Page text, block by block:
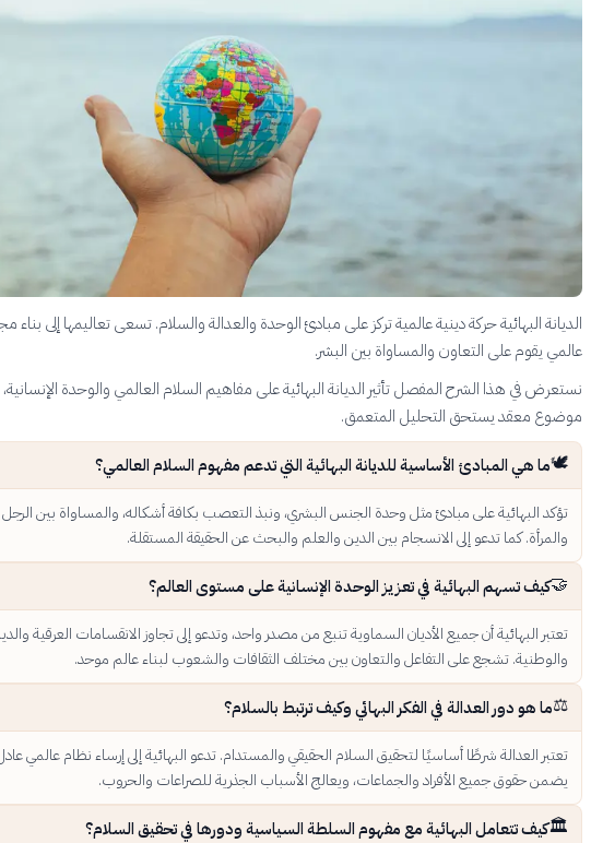
الديانة البهائية حركة دينية عالمية تركز على مبادئ الوحدة والعدالة والسلام. تسعى تعاليمها إلى بناء
عالمي يقوم على التعاون والمساواة بين البشر.
نستعرض في هذا الشرح المفصل تأثير الديانة البهائية على مفاهيم السلام العالمي والوحدة
موضوع معقد يستحق التحليل المتعمق.
🕊️ما هي المبادئ الأساسية للديانة البهائية التي تدعم مفهوم السلام العالمي؟
تؤكد البهائية على مبادئ مثل وحدة الجنس البشري، ونبذ التعصب بكافة أشكاله، والمساواة بين الرجل
والمرأة. كما تدعو إلى الانسجام بين الدين والعلم والبحث عن الحقيقة المستقلة.
🤝كيف تسهم البهائية في تعزيز الوحدة الإنسانية على مستوى العالم؟
تعتبر البهائية أن جميع الأديان السماوية تنبع من مصدر واحد، وتدعو إلى تجاوز الانقسامات العرقية
والوطنية. تشجع على التفاعل والتعاون بين مختلف الثقافات والشعوب لبناء عالم موحد.
⚖️ما هو دور العدالة في الفكر البهائي وكيف ترتبط بالسلام؟
تعتبر العدالة شرطًا أساسيًا لتحقيق السلام الحقيقي والمستدام. تدعو البهائية إلى إرساء نظام عالمي
يضمن حقوق جميع الأفراد والجماعات، ويعالج الأسباب الجذرية للصراعات والحروب.
🏛️كيف تتعامل البهائية مع مفهوم السلطة السياسية ودورها في تحقيق السلام؟